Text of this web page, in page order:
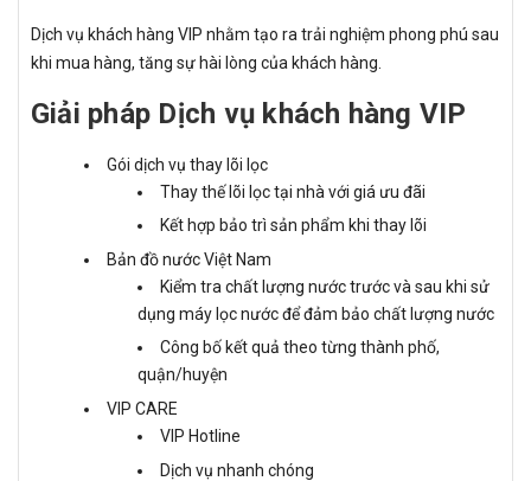
Dịch vụ khách hàng VIP nhằm tạo ra trải nghiệm phong phú sau
khi mua hàng, tăng sự hài lòng của khách hàng.
Giải pháp Dịch vụ khách hàng VIP
Gói dịch vụ thay lõi lọc
Thay thế lõi lọc tại nhà với giá ưu đãi
Kết hợp bảo trì sản phẩm khi thay lõi
Bản đồ nước Việt Nam
Kiểm tra chất lượng nước trước và sau khi sử
dụng máy lọc nước để đảm bảo chất lượng nước
Công bố kết quả theo từng thành phố,
quận/huyện
VIP CARE
VIP Hotline
Dịch vụ nhanh chóng